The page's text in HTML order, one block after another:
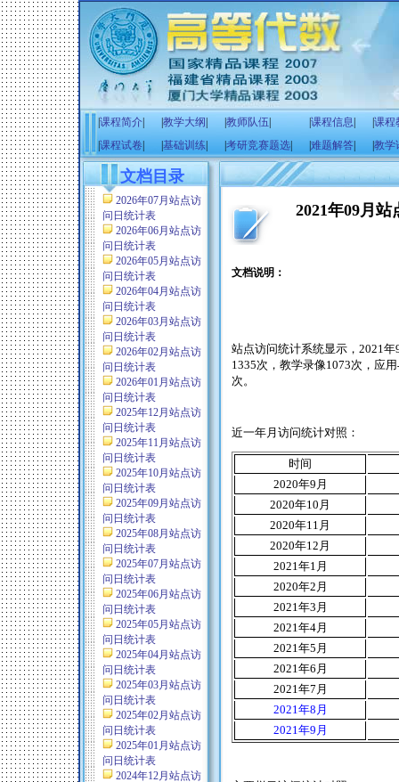
课程简介 教学大纲 教师队伍 课程信息
课程
课程试卷 基础训练 考研竞赛题选 难题解答 教学
文档目录
2026年07月站点访
问日统计表
2026年06月站点访
问日统计表
2026年05月站点访
问日统计表
2026年04月站点访
问日统计表
2026年03月站点访
问日统计表
2026年02月站点访
问日统计表
2026年01月站点访
问日统计表
2025年12月站点访
问日统计表
2025年11月站点访
问日统计表
2025年10月站点访
问日统计表
2025年09月站点访
问日统计表
2025年08月站点访
问日统计表
2025年07月站点访
问日统计表
2025年06月站点访
问日统计表
2025年05月站点访
问日统计表
2025年04月站点访
问日统计表
2025年03月站点访
问日统计表
2025年02月站点访
问日统计表
2025年01月站点访
问日统计表
2024年12月站点访
2021年09月
文档说明：
站点访问统计系统显示， 2021年
1335次，教学录像1073次，应
次。
近一年月访问统计对照：
时间
2020年9月
2020年10月
2020年11月
2020年12月
2021年1月
2020年2月
2021年3月
2021年4月
2021年5月
2021年6月
2021年7月
2021年8月
2021年9月